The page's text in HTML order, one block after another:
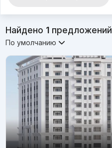
Найдено 1предложений
По умолчанию